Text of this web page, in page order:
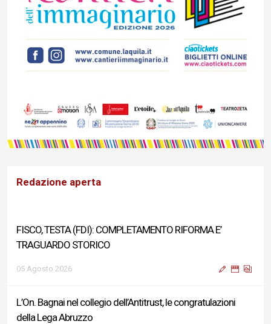
Redazione aperta
FISCO, TESTA (FDI): COMPLETAMENTO RIFORMA E’
TRAGUARDO STORICO
05 Agosto 2026
L’On. Bagnai nel collegio dell’Antitrust, le congratulazioni
della Lega Abruzzo